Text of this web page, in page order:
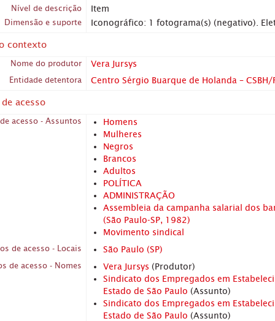
Nível de descrição Item
Dimensão e suporte Iconográfico: 1 fotograma(s) (negativo).
contexto
Nome do produtor Vera Jursys
Entidade detentora Centro Sérgio Buarque de Holanda – CSBH/
acesso
acesso - Assuntos
Homens
Mulheres
Negros
Brancos
Adultos
POLÍTICA
ADMINISTRAÇÃO
Assembleia da campanha salarial dos
(São Paulo-SP, 1982)
Movimento sindical
de acesso - Locais São Paulo (SP)
de acesso - Nomes Vera Jursys (Produtor)
Sindicato dos Empregados em
Estado de São Paulo (Assunto)
Sindicato dos Empregados em
Estado de São Paulo (Assunto)